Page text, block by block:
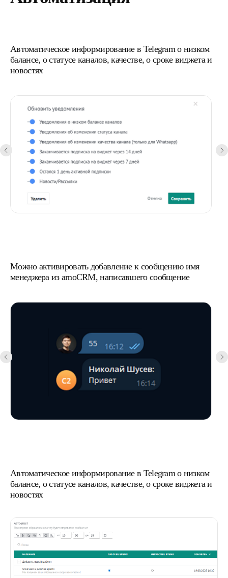
Автоматическое информирование в Telegram о низком
балансе, о статусе каналов, качестве, о сроке виджета и
новостях
Можно активировать добавление к сообщению имя
менеджера из amoCRM, написавшего сообщение
Автоматическое информирование в Telegram о низком
балансе, о статусе каналов, качестве, о сроке виджета и
новостях